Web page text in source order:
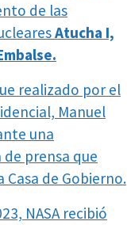
de las
Atucha I,
realizado por el
Manuel
una
prensa que
Casa de Gobierno.
NASA recibió